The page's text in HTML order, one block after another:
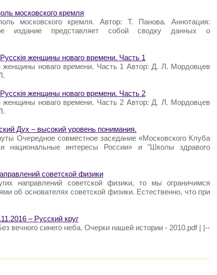
московского кремля
московского кремля. Автор: Т. Панова. Аннотация:
издание представляет собой сводку данных о
женщины новаго времени. Часть 1
женщины новаго времени. Часть 1 Автор: Д. Л. Мордовцев
женщины новаго времени. Часть 2
женщины новаго времени. Часть 2 Автор: Д. Л. Мордовцев
Дух – высокий уровень понимания.
Очередное совместное заседание «Московского Клуба
национальные интересы России» и "Школы здравого
советской физики
направлений советской физики, то мы ограничимся
об основателях советской физики. Естественно, что при
– Русский круг
вечного синего неба. Очерки нашей истории - 2010.pdf | |--